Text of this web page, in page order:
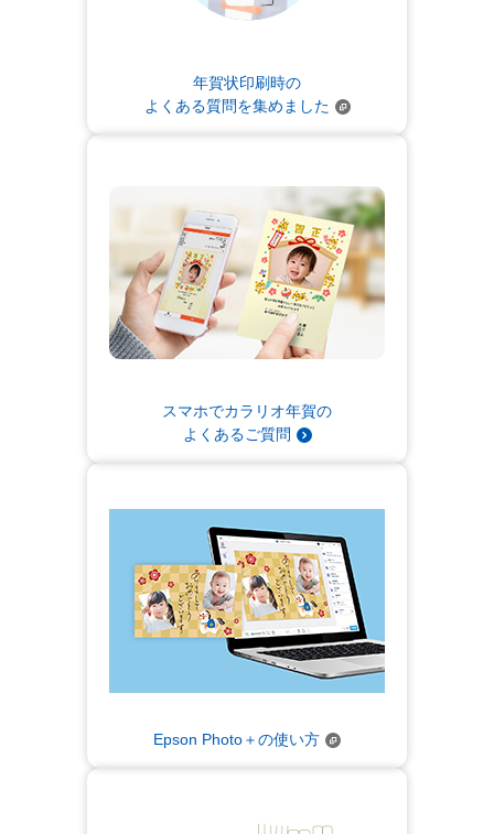
年賀状印刷時の
よくある質問を集めました
スマホでカラリオ年賀の
よくあるご質問
Epson Photo＋の使い方